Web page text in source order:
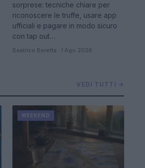
sorprese: tecniche chiare per
riconoscere le truffe, usare app
ufficiali e pagare in modo sicuro
con tap out…
Beatrice Beretta · 1 Ago 2026
VEDI TUTTI →
WEEKEND